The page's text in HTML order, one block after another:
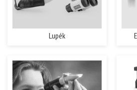
Lupék